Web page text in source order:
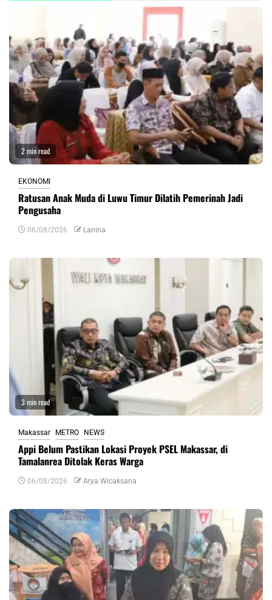
2 min read
EKONOMI
Ratusan Anak Muda di Luwu Timur Dilatih Pemerinah Jadi
Pengusaha
06/08/2026 Lanina
3 min read
Makassar METRO NEWS
Appi Belum Pastikan Lokasi Proyek PSEL Makassar, di
Tamalanrea Ditolak Keras Warga
06/08/2026 Arya Wicaksana